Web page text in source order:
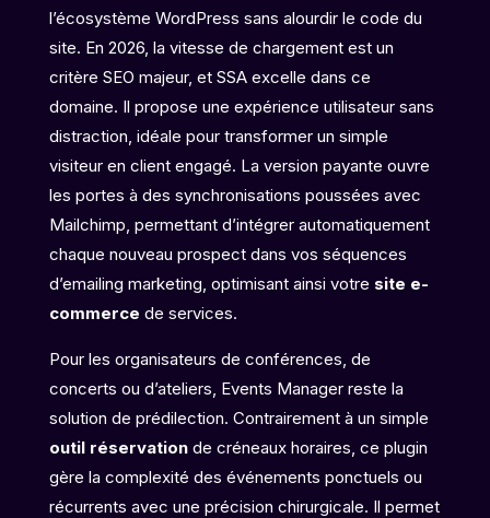
l’écosystème WordPress sans alourdir le code du
site. En 2026, la vitesse de chargement est un
critère SEO majeur, et SSA excelle dans ce
domaine. Il propose une expérience utilisateur sans
distraction, idéale pour transformer un simple
visiteur en client engagé. La version payante ouvre
les portes à des synchronisations poussées avec
Mailchimp, permettant d’intégrer automatiquement
chaque nouveau prospect dans vos séquences
d’emailing marketing, optimisant ainsi votre site e-
commerce de services.
Pour les organisateurs de conférences, de
concerts ou d’ateliers, Events Manager reste la
solution de prédilection. Contrairement à un simple
outil réservationde créneaux horaires, ce plugin
gère la complexité des événements ponctuels ou
récurrents avec une précision chirurgicale. Il permet